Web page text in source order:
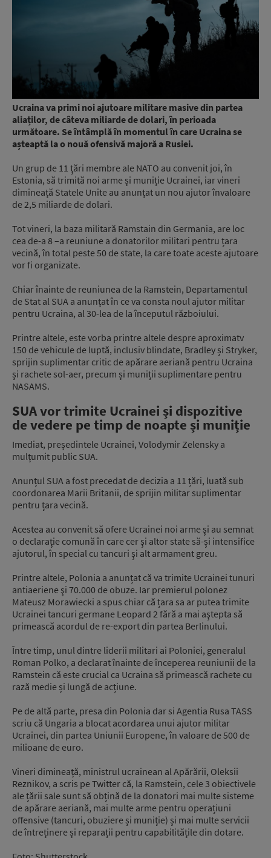
Ucraina va primi noi ajutoare militare masive din partea
aliaților, de câteva miliarde de dolari, în perioada
următoare. Se întâmplă în momentul în care Ucraina se
așteaptă la o nouă ofensivă majoră a Rusiei.
Un grup de 11 ţări membre ale NATO au convenit joi, în
Estonia, să trimită noi arme și muniție Ucrainei, iar vineri
dimineață Statele Unite au anunțat un nou ajutor învaloare
de 2,5 miliarde de dolari.
Tot vineri, la baza militară Ramstain din Germania, are loc
cea de-a 8 –a reuniune a donatorilor militari pentru țara
vecină, în total peste 50 de state, la care toate aceste ajutoare
vor fi organizate.
Chiar înainte de reuniunea de la Ramstein, Departamentul
de Stat al SUA a anunțat în ce va consta noul ajutor militar
pentru Ucraina, al 30-lea de la începutul războiului.
Printre altele, este vorba printre altele despre aproximatv
150 de vehicule de luptă, inclusiv blindate, Bradley și Stryker,
sprijin suplimentar critic de apărare aeriană pentru Ucraina
și rachete sol-aer, precum și muniții suplimentare pentru
NASAMS.
SUA vor trimite Ucrainei și dispozitive
de vedere pe timp de noapte și muniție
Imediat, președintele Ucrainei, Volodymir Zelensky a
mulțumit public SUA.
Anunțul SUA a fost precedat de decizia a 11 țări, luată sub
coordonarea Marii Britanii, de sprijin militar suplimentar
pentru țara vecină.
Acestea au convenit să ofere Ucrainei noi arme şi au semnat
o declaraţie comună în care cer şi altor state să-şi intensifice
ajutorul, în special cu tancuri şi alt armament greu.
Printre altele, Polonia a anunțat că va trimite Ucrainei tunuri
antiaeriene şi 70.000 de obuze. Iar premierul polonez
Mateusz Morawiecki a spus chiar că țara sa ar putea trimite
Ucrainei tancuri germane Leopard 2 fără a mai aştepta să
primească acordul de re-export din partea Berlinului.
Între timp, unul dintre liderii militari ai Poloniei, generalul
Roman Polko, a declarat înainte de începerea reuniunii de la
Ramstein că este crucial ca Ucraina să primească rachete cu
rază medie și lungă de acțiune.
Pe de altă parte, presa din Polonia dar si Agentia Rusa TASS
scriu că Ungaria a blocat acordarea unui ajutor militar
Ucrainei, din partea Uniunii Europene, în valoare de 500 de
milioane de euro.
Vineri dimineață, ministrul ucrainean al Apărării, Oleksii
Reznikov, a scris pe Twitter că, la Ramstein, cele 3 obiectivele
ale țării sale sunt să obțină de la donatori mai multe sisteme
de apărare aeriană, mai multe arme pentru operațiuni
offensive (tancuri, obuziere și muniție) și mai multe servicii
de întreținere și reparații pentru capabilitățile din dotare.